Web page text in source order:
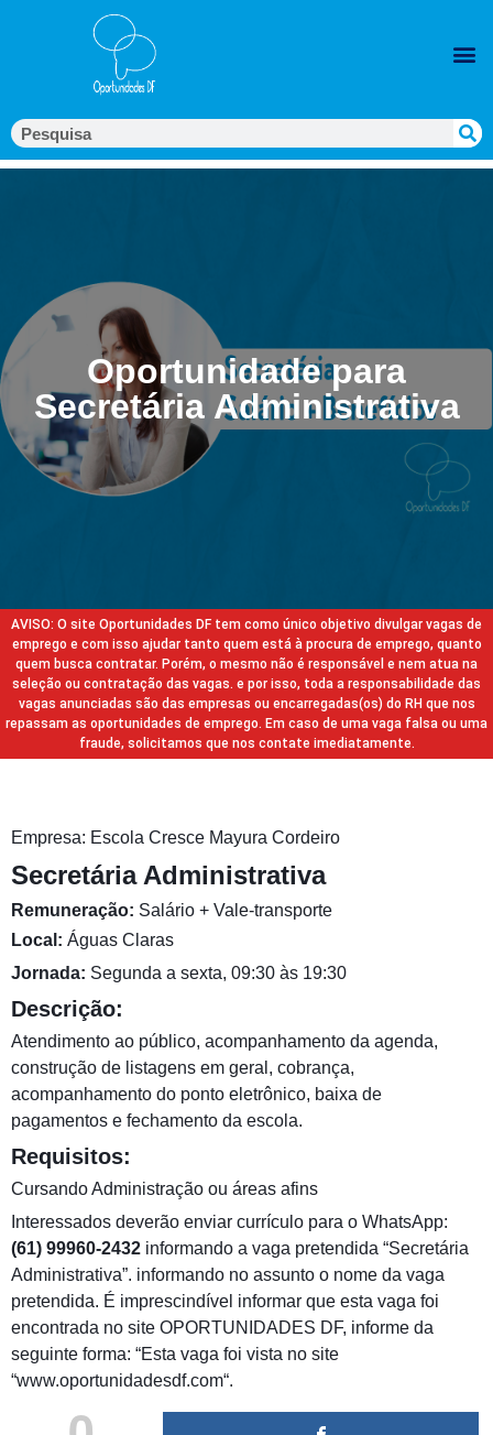
Oportunidade para
Secretária Administrativa
AVISO: O site Oportunidades DF tem como único objetivo divulgar vagas de
emprego e com isso ajudar tanto quem está à procura de emprego, quanto
quem busca contratar. Porém, o mesmo não é responsável e nem atua na
seleção ou contratação das vagas. e por isso, toda a responsabilidade das
vagas anunciadas são das empresas ou encarregadas(os) do RH que nos
repassam as oportunidades de emprego. Em caso de uma vaga falsa ou uma
fraude, solicitamos que nos contate imediatamente.
Empresa: Escola Cresce Mayura Cordeiro
Secretária Administrativa
Remuneração: Salário + Vale-transporte
Local: Águas Claras
Jornada: Segunda a sexta, 09:30 às 19:30
Descrição:
Atendimento ao público, acompanhamento da agenda,
construção de listagens em geral, cobrança,
acompanhamento do ponto eletrônico, baixa de
pagamentos e fechamento da escola.
Requisitos:
Cursando Administração ou áreas afins
Interessados deverão enviar currículo para o WhatsApp:
(61) 99960-2432 informando a vaga pretendida “Secretária
Administrativa”. informando no assunto o nome da vaga
pretendida. É imprescindível informar que esta vaga foi
encontrada no site OPORTUNIDADES DF, informe da
seguinte forma: “Esta vaga foi vista no site
“www.oportunidadesdf.com“.